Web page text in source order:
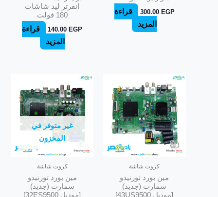
300.00 EGP
قراءة
المزيد
انفرتر ليد شاشات
180 فولت
140.00 EGP
قراءة
المزيد
كروت شاشة
مين بورد تورنيدو
سمارت (جديد)
[موديل 43US9500]
غير متوفر في
المخزون
كروت شاشة
مين بورد تورنيدو
سمارت (جديد)
[موديل 32ES9500]